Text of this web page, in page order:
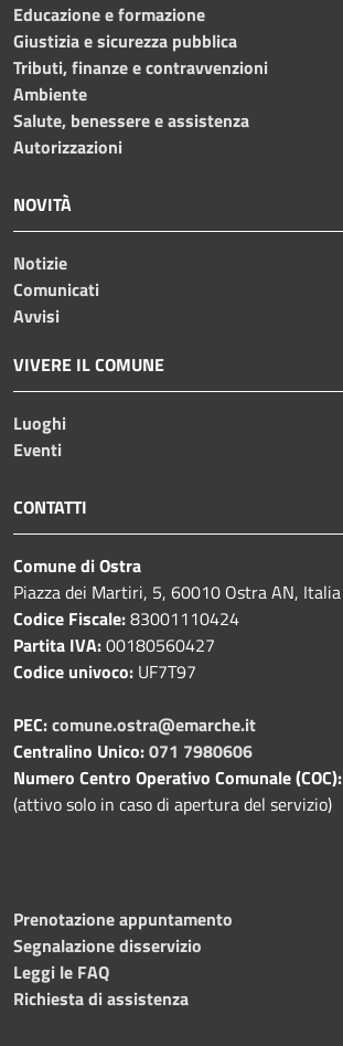
Educazione e formazione
Giustizia e sicurezza pubblica
Tributi, finanze e contravvenzioni
Ambiente
Salute, benessere e assistenza
Autorizzazioni
NOVITÀ
Notizie
Comunicati
Avvisi
VIVERE IL COMUNE
Luoghi
Eventi
CONTATTI
Comune di Ostra
Piazza dei Martiri, 5, 60010 Ostra AN, Italia
Codice Fiscale:83001110424
Partita IVA:00180560427
Codice univoco: UF7T97
PEC:comune.ostra@emarche.it
Centralino Unico:071 7980606
Numero Centro Operativo Comunale (COC):
(attivo solo in caso di apertura del servizio)
Prenotazione appuntamento
Segnalazione disservizio
Leggi le FAQ
Richiesta di assistenza